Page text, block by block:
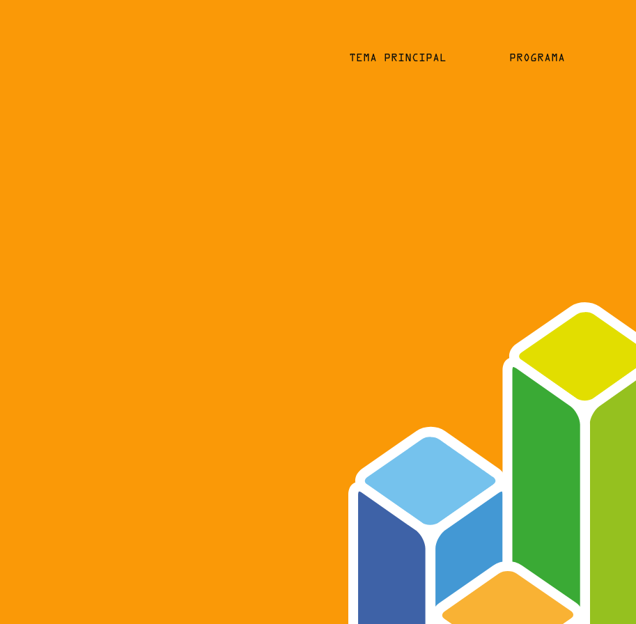
TEMA PRINCIPAL PROGRAMA